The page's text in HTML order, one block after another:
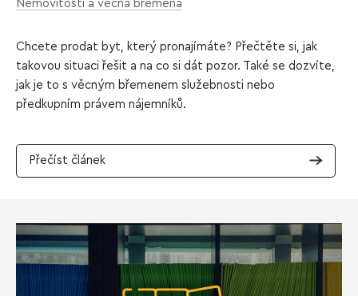
Nemovitosti a věcná břemena
Chcete prodat byt, který pronajímáte? Přečtěte si, jak
takovou situaci řešit a na co si dát pozor. Také se dozvíte,
jak je to s věcným břemenem služebnosti nebo
předkupním právem nájemníků.
Přečíst článek